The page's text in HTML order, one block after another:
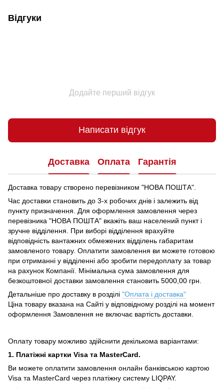
Відгуки
Додайте перший відгук
Написати відгук
Доставка Оплата Гарантія
Доставка товару створено перевізником "НОВА ПОШТА".
Час доставки становить до 3-х робочих днів і залежить від
пункту призначення. Для оформлення замовлення через
перевізника "НОВА ПОШТА" вкажіть ваш населений пункт і
зручне відділення.
При виборі відділення врахуйте
відповідність вантажних обмежених відділень габаритам
замовленого товару. Оплатити замовлення ви можете готовою
при отриманні у відділенні або зробити передоплату за товар
на рахунок Компанії. Мінімальна сума замовлення для
безкоштовної доставки замовлення становить 5000,00 грн.
Детальніше про доставку в розділі "Оплата і доставка"
Ціна товару вказана на Сайті у відповідному розділі на момент
оформлення Замовлення не включає вартість доставки.
Оплату товару можливо здійснити декількома варіантами:
1. Платіжні картки Visa та MasterCard.
Ви можете оплатити замовлення онлайн банківською картою
Visa та MasterCard через платіжну систему LIQPAY.